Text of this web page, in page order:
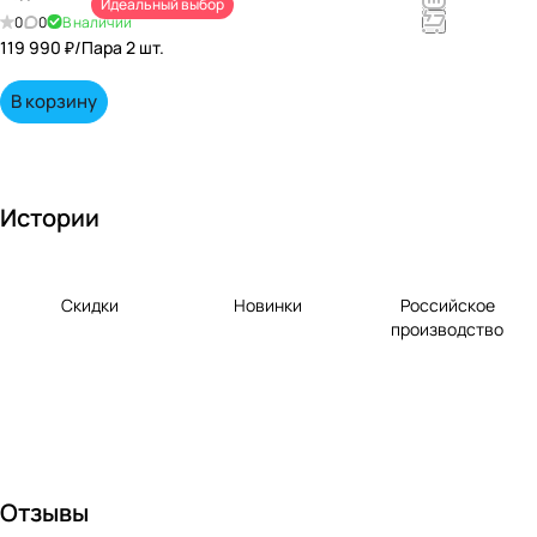
непревзойд
0 0 В наличии
Идеальный выбор
119 990 ₽/Пара 2 шт.
В корзину
Истории
Скидки Новинки
Российское
производство
Отзывы